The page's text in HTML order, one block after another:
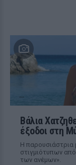
Βάλια
έξοδοι στη
Η παρουσιάστρια
στιγμιότυπων
των ανέμων».